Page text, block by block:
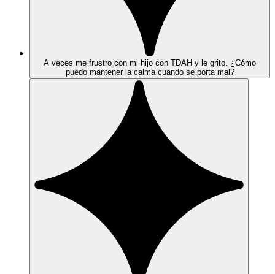
A veces me frustro con mi hijo con TDAH y le grito. ¿Cómo
puedo mantener la calma cuando se porta mal?